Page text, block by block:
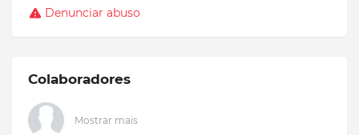
Denunciar abuso
Colaboradores
Mostrar mais